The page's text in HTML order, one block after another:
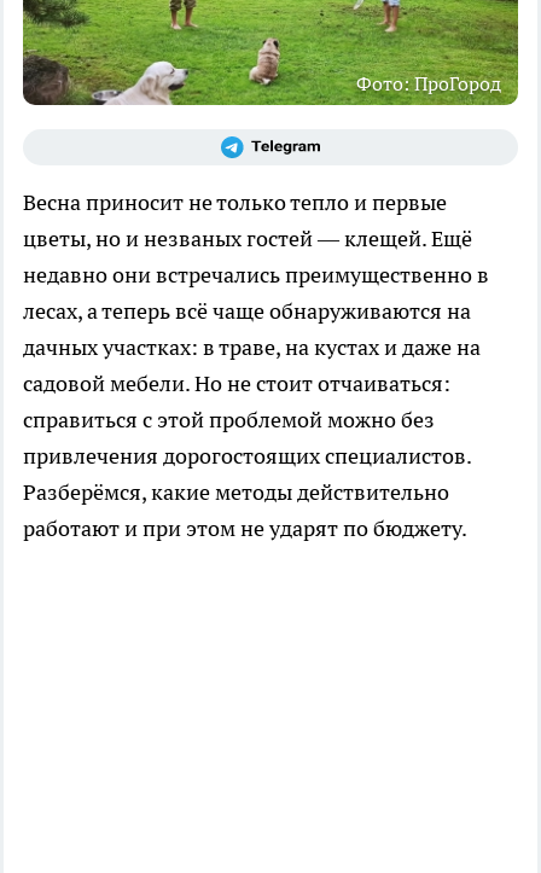
Фото: ПроГород
Весна приносит не только тепло и первые
цветы, но и незваных гостей — клещей. Ещё
недавно они встречались преимущественно в
лесах, а теперь всё чаще обнаруживаются на
дачных участках: в траве, на кустах и даже на
садовой мебели. Но не стоит отчаиваться:
справиться с этой проблемой можно без
привлечения дорогостоящих специалистов.
Разберёмся, какие методы действительно
работают и при этом не ударят по бюджету.